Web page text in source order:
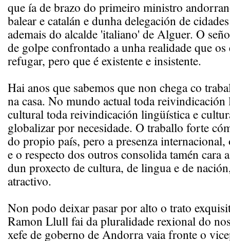
que ía de brazo do primeiro ministro
balear e catalán e dunha delegación de
ademais do alcalde 'italiano' de Alguer. O
de golpe confrontado a unha realidade que os
refugar, pero que é existente e insistente.
Hai anos que sabemos que non chega co
na casa. No mundo actual toda
cultural toda reivindicación lingüística e
globalizar por necesidade. O traballo forte
do propio país, pero a presenza internacional,
e o respecto dos outros consolida tamén cara
dun proxecto de cultura, de lingua e de
atractivo.
Non podo deixar pasar por alto o trato
Ramon Llull fai da pluralidade rexional do
xefe de goberno de Andorra vaia fronte o